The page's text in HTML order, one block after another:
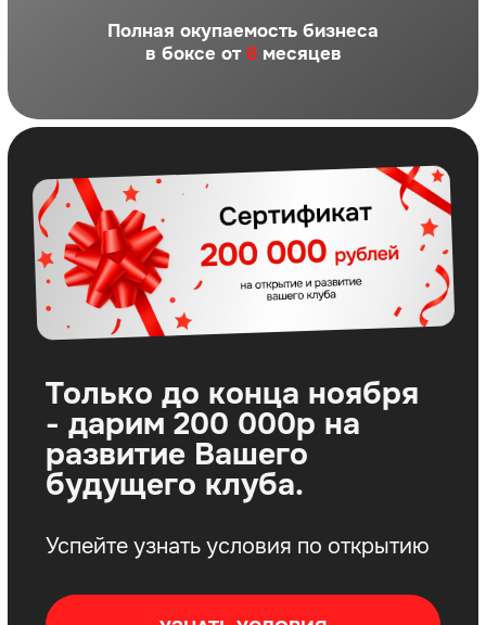
УЗНАТЬ УСЛОВИЯ
Только до конца ноября
будущего клуба.
франшиза
боксёрского клуба
за 20 лет в
индустрии спорта
Более 70 открытых
боксёрских залов в РФ